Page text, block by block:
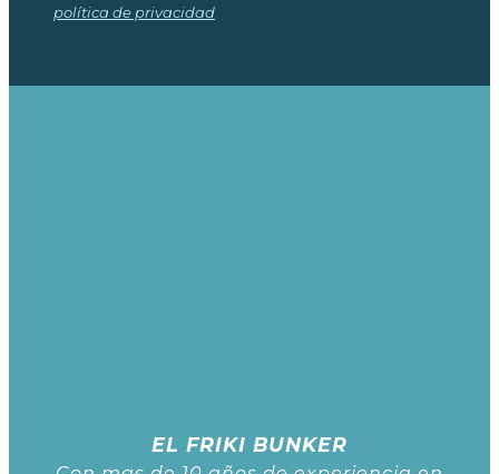
política de privacidad
EL FRIKI BUNKER